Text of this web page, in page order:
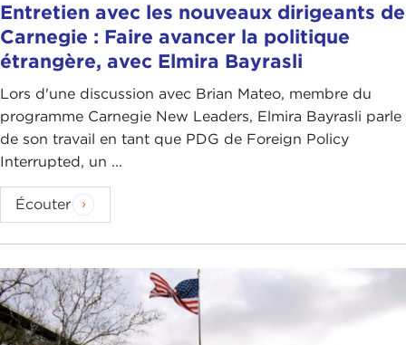
Entretien avec les nouveaux dirigeants de
Carnegie : Faire avancer la politique
étrangère, avec Elmira Bayrasli
Lors d'une discussion avec Brian Mateo, membre du
programme Carnegie New Leaders, Elmira Bayrasli parle
de son travail en tant que PDG de Foreign Policy
Interrupted, un ...
Écouter